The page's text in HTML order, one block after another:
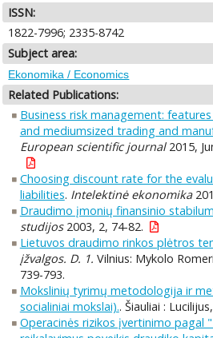
ISSN:
1822-7996; 2335-8742
Subject area:
Ekonomika / Economics
Related Publications:
Business risk management:
and mediumsized trading and
European scientific journal2015,
Choosing discount rate for the
liabilities. Intelektinė ekonomika
Draudimo įmonių finansinio
studijos2003, 2, 74-82.
Lietuvos draudimo rinkos plėtros
įžvalgos. D. 1. Vilnius: Mykolo
739-793.
Mokslinių tyrimų metodologija ir
socialiniai mokslai).. Šiauliai :
Operacinės rizikos įvertinimo pagal